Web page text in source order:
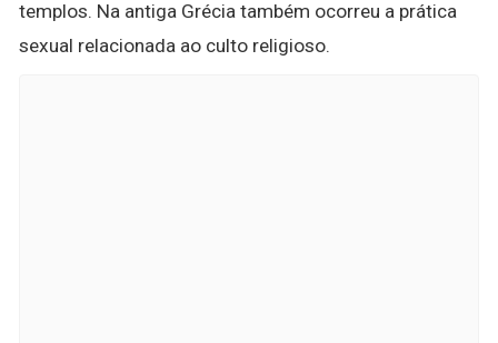
templos. Na antiga Grécia também ocorreu a prática
sexual relacionada ao culto religioso.